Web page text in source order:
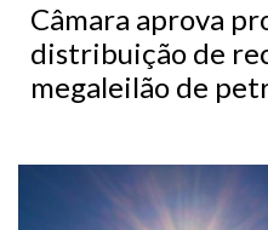
Câmara aprova
distribuição de
megaleilão de